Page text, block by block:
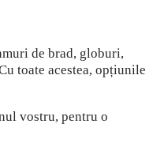
de brad, globuri,
toate acestea, opțiunile
vostru, pentru o